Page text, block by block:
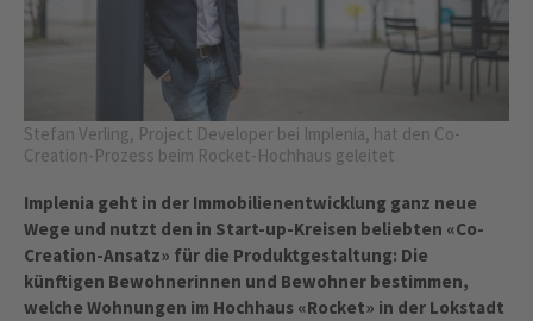
Stefan Verling, Project Developer bei Implenia, hat den Co-
Creation-Prozess beim Rocket-Hochhaus geleitet
Implenia geht in der Immobilienentwicklung ganz neue
Wege und nutzt den in Start-up-Kreisen beliebten «Co-
Creation-Ansatz» für die Produktgestaltung: Die
künftigen Bewohnerinnen und Bewohner bestimmen,
welche Wohnungen im Hochhaus «Rocket» in der Lokstadt